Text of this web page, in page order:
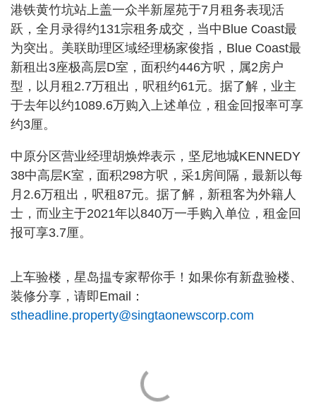
港铁黄竹坑站上盖一众半新屋苑于7月租务表现活
跃，全月录得约131宗租务成交，当中Blue Coast最
为突出。美联助理区域经理杨家俊指，Blue Coast最
新租出3座极高层D室，面积约446方呎，属2房户
型，以月租2.7万租出，呎租约61元。据了解，业主
于去年以约1089.6万购入上述单位，租金回报率可享
约3厘。
中原分区营业经理胡焕烨表示，坚尼地城KENNEDY
38中高层K室，面积298方呎，采1房间隔，最新以每
月2.6万租出，呎租87元。据了解，新租客为外籍人
士，而业主于2021年以840万一手购入单位，租金回
报可享3.7厘。
上车验楼，星岛揾专家帮你手！如果你有新盘验楼、
装修分享，请即Email：
stheadline.property@singtaonewscorp.com